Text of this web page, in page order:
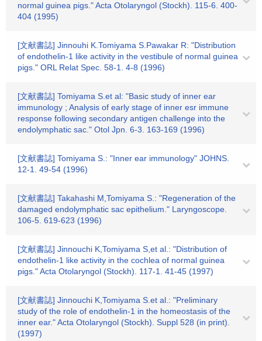
normal guinea pigs." Acta Otolaryngol (Stockh). 115-6. 400-
404 (1995)
[文献書誌] Jinnouhi K.Tomiyama S.Pawakar R: "Distribution
of endothelin-1 like activity in the vestibule of normal guinea
pigs." ORL Relat Spec. 58-1. 4-8 (1996)
[文献書誌] Tomiyama S.et al: "Basic study of inner ear
immunology ; Analysis of early stage of inner esr immune
response following secondary antigen challenge into the
endolymphatic sac." Otol Jpn. 6-3. 163-169 (1996)
[文献書誌] Tomiyama S.: "Inner ear immunology" JOHNS.
12-1. 49-54 (1996)
[文献書誌] Takahashi M,Tomiyama S.: "Regeneration of the
damaged endolymphatic sac epithelium." Laryngoscope.
106-5. 619-623 (1996)
[文献書誌] Jinnouchi K,Tomiyama S,et al.: "Distribution of
endothelin-1 like activity in the cochlea of normal guinea
pigs." Acta Otolaryngol (Stockh). 117-1. 41-45 (1997)
[文献書誌] Jinnouchi K,Tomiyama S.et al.: "Preliminary
study of the role of endothelin-1 in the homeostasis of the
inner ear." Acta Otolaryngol (Stockh). Suppl 528 (in print).
(1997)